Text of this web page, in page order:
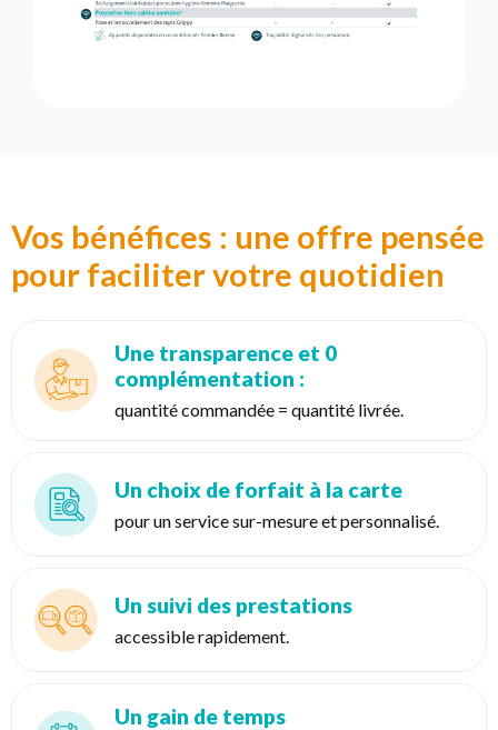
Vos bénéfices : une offre pensée
pour faciliter votre quotidien
Une transparence et 0
complémentation :
quantité commandée = quantité livrée.
Un choix de forfait à la carte
pour un service sur-mesure et personnalisé.
Un suivi des prestations
accessible rapidement.
Un gain de temps